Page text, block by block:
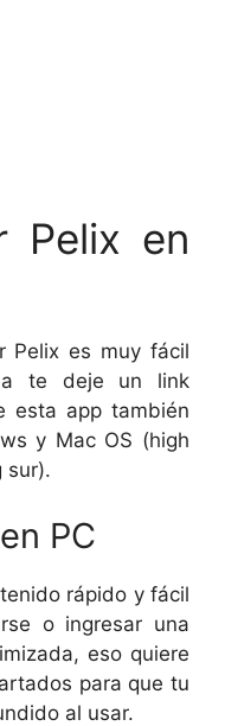
Pelix en
Pelix es muy fácil
te deje un link
esta app también
y Mac OS (high
sur).
PC
rápido y fácil
o ingresar una
eso quiere
para que tu
al usar.